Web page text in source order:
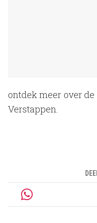
ontdek meer over
Verstappen.